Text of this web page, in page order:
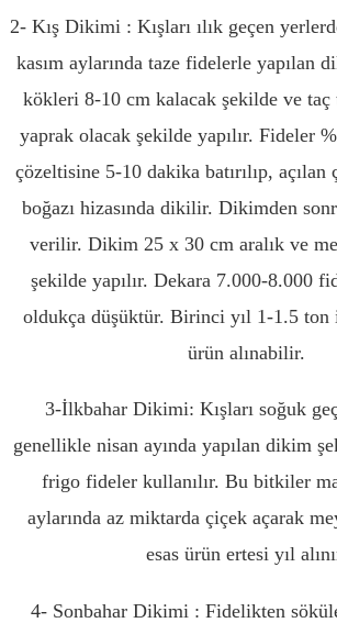
2- Kış Dikimi : Kışları ılık geçen
kasım aylarında taze fidelerle yapılan
kökleri 8-10 cm kalacak şekilde ve taç
yaprak olacak şekilde yapılır. Fideler
çözeltisine 5-10 dakika batırılıp,
boğazı hizasında dikilir. Dikimden
verilir. Dikim 25 x 30 cm aralık ve
şekilde yapılır. Dekara 7.000-8.000
oldukça düşüktür. Birinci yıl 1-1.5 ton
ürün alınabilir.
3-İlkbahar Dikimi: Kışları soğuk
genellikle nisan ayında yapılan dikim
frigo fideler kullanılır. Bu bitkiler
aylarında az miktarda çiçek açarak
esas ürün ertesi yıl
4- Sonbahar Dikimi : Fidelikten